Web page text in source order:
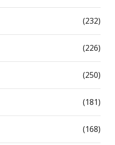
(232)
(226)
(250)
(181)
(168)